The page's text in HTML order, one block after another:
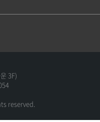
3F)
reserved.